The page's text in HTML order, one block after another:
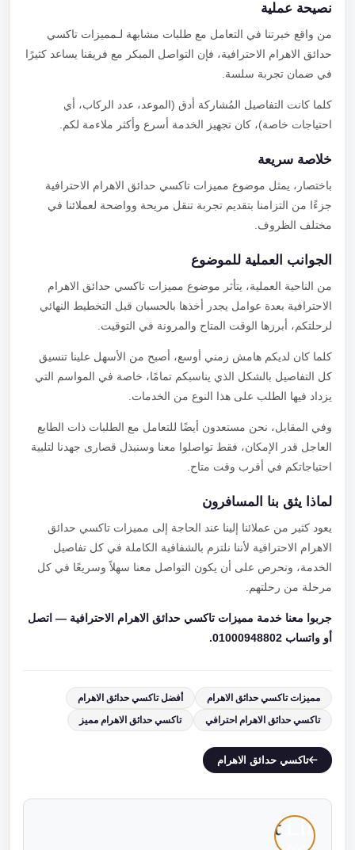
نصيحة عملية
من واقع خبرتنا في التعامل مع طلبات مشابهة لـمميزات تاكسي
حدائق الاهرام الاحترافية، فإن التواصل المبكر مع فريقنا يساعد كثيرًا
في ضمان تجربة سلسة.
كلما كانت التفاصيل المُشاركة أدق (الموعد، عدد الركاب، أي
احتياجات خاصة)، كان تجهيز الخدمة أسرع وأكثر ملاءمة لكم.
خلاصة سريعة
باختصار، يمثل موضوع مميزات تاكسي حدائق الاهرام الاحترافية
جزءًا من التزامنا بتقديم تجربة تنقل مريحة وواضحة لعملائنا في
مختلف الظروف.
الجوانب العملية للموضوع
من الناحية العملية، يتأثر موضوع مميزات تاكسي حدائق الاهرام
الاحترافية بعدة عوامل يجدر أخذها بالحسبان قبل التخطيط النهائي
لرحلتكم، أبرزها الوقت المتاح والمرونة في التوقيت.
كلما كان لديكم هامش زمني أوسع، أصبح من الأسهل علينا تنسيق
كل التفاصيل بالشكل الذي يناسبكم تمامًا، خاصة في المواسم التي
يزداد فيها الطلب على هذا النوع من الخدمات.
وفي المقابل، نحن مستعدون أيضًا للتعامل مع الطلبات ذات الطابع
العاجل قدر الإمكان، فقط تواصلوا معنا وسنبذل قصارى جهدنا لتلبية
احتياجاتكم في أقرب وقت متاح.
لماذا يثق بنا المسافرون
يعود كثير من عملائنا إلينا عند الحاجة إلى مميزات تاكسي حدائق
الاهرام الاحترافية لأننا نلتزم بالشفافية الكاملة في كل تفاصيل
الخدمة، ونحرص على أن يكون التواصل معنا سهلاً وسريعًا في كل
مرحلة من رحلتهم.
جربوا معنا خدمة مميزات تاكسي حدائق الاهرام الاحترافية — اتصل
أو واتساب 01000948802.
مميزات تاكسي حدائق الاهرام
أفضل تاكسي حدائق الاهرام
تاكسي حدائق الاهرام احترافي
تاكسي حدائق الاهرام مميز
تاكسي حدائق الاهرام